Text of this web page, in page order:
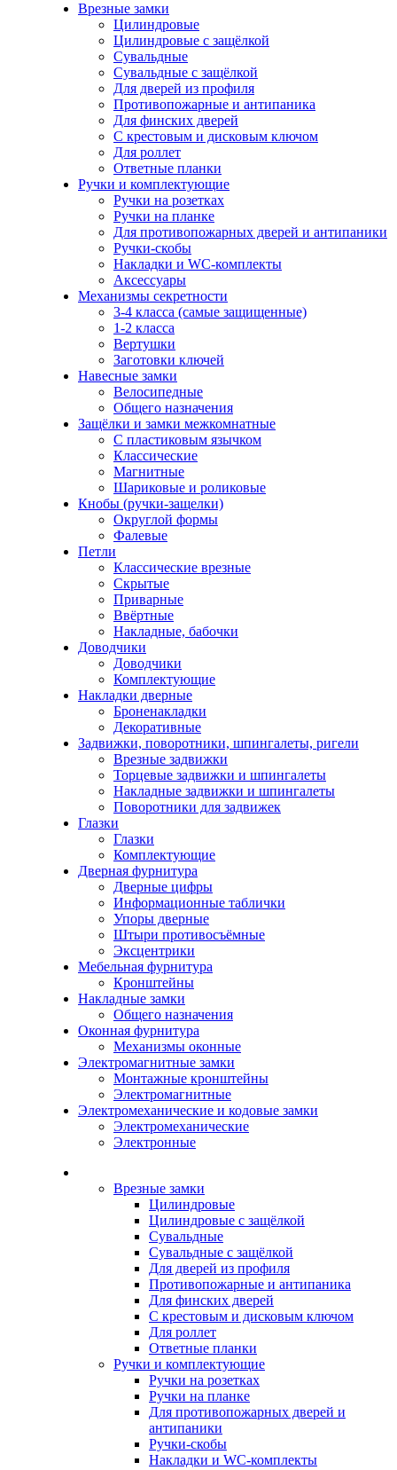
Врезные замки
Цилиндровые
Цилиндровые с защёлкой
Сувальдные
Сувальдные с защёлкой
Для дверей из профиля
Противопожарные и антипаника
Для финских дверей
С крестовым и дисковым ключом
Для роллет
Ответные планки
Ручки и комплектующие
Ручки на розетках
Ручки на планке
Для противопожарных дверей и антипаники
Ручки-скобы
Накладки и WC-комплекты
Аксессуары
Механизмы секретности
3-4 класса (самые защищенные)
1-2 класса
Вертушки
Заготовки ключей
Навесные замки
Велосипедные
Общего назначения
Защёлки и замки межкомнатные
С пластиковым язычком
Классические
Магнитные
Шариковые и роликовые
Кнобы (ручки-защелки)
Округлой формы
Фалевые
Петли
Классические врезные
Скрытые
Приварные
Ввёртные
Накладные, бабочки
Доводчики
Доводчики
Комплектующие
Накладки дверные
Броненакладки
Декоративные
Задвижки, поворотники, шпингалеты, ригели
Врезные задвижки
Торцевые задвижки и шпингалеты
Накладные задвижки и шпингалеты
Поворотники для задвижек
Глазки
Глазки
Комплектующие
Дверная фурнитура
Дверные цифры
Информационные таблички
Упоры дверные
Штыри противосъёмные
Эксцентрики
Мебельная фурнитура
Кронштейны
Накладные замки
Общего назначения
Оконная фурнитура
Механизмы оконные
Электромагнитные замки
Монтажные кронштейны
Электромагнитные
Электромеханические и кодовые замки
Электромеханические
Электронные
Врезные замки
Цилиндровые
Цилиндровые с защёлкой
Сувальдные
Сувальдные с защёлкой
Для дверей из профиля
Противопожарные и антипаника
Для финских дверей
С крестовым и дисковым ключом
Для роллет
Ответные планки
Ручки и комплектующие
Ручки на розетках
Ручки на планке
Для противопожарных дверей и
антипаники
Ручки-скобы
Накладки и WC-комплекты